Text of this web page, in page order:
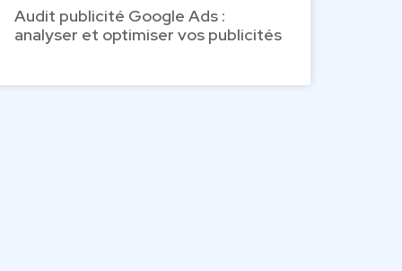
Audit publicité Google Ads :
analyser et optimiser vos publicités